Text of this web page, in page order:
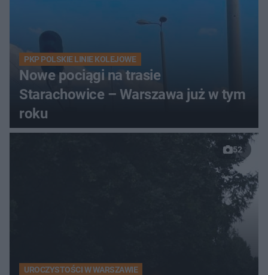
PKP POLSKIE LINIE KOLEJOWE
Nowe pociągi na trasie
Starachowice – Warszawa już w tym
roku
52
UROCZYSTOŚCI W WARSZAWIE